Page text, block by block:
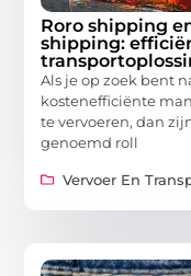
Roro shipping
shipping:
Als je op zoek bent
kostenefficiënte
te vervoeren, dan
genoemd roll
Vervoer En